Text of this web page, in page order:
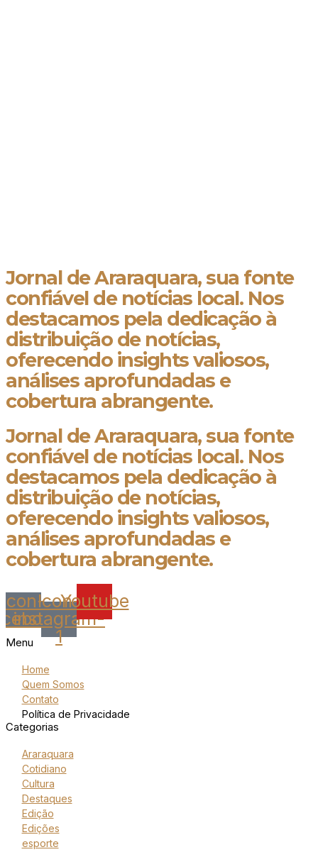
Jornal de Araraquara, sua fonte
confiável de notícias local. Nos
destacamos pela dedicação à
distribuição de notícias,
oferecendo insights valiosos,
análises aprofundadas e
cobertura abrangente.
Jornal de Araraquara, sua fonte
confiável de notícias local. Nos
destacamos pela dedicação à
distribuição de notícias,
oferecendo insights valiosos,
análises aprofundadas e
cobertura abrangente.
Icon-Icon-
instagram-
1
Youtube
Menu
Home
Quem Somos
Contato
Política de Privacidade
Categorias
Araraquara
Cotidiano
Cultura
Destaques
Edição
Edições
esporte